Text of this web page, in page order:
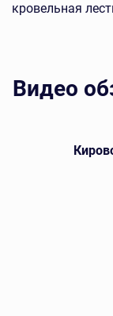
кровельная
Видео